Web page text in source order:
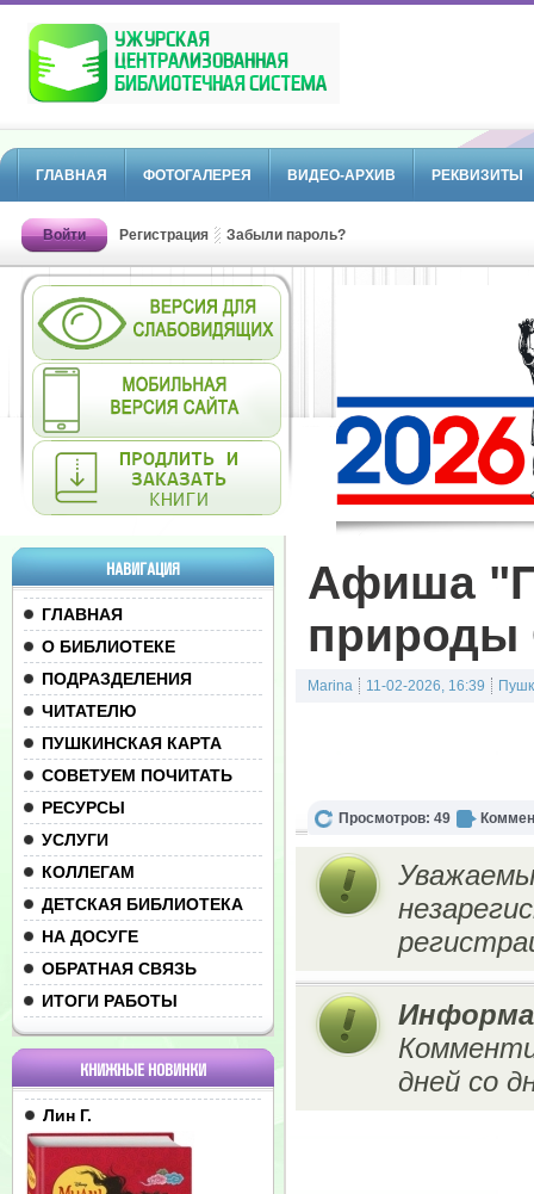
ГЛАВНАЯ ФОТОГАЛЕРЕЯ ВИДЕО-АРХИВ РЕКВИЗИТЫ
Войти Регистрация Забыли пароль?
НАВИГАЦИЯ
ГЛАВНАЯ
О БИБЛИОТЕКЕ
ПОДРАЗДЕЛЕНИЯ
ЧИТАТЕЛЮ
ПУШКИНСКАЯ КАРТА
СОВЕТУЕМ ПОЧИТАТЬ
РЕСУРСЫ
УСЛУГИ
КОЛЛЕГАМ
ДЕТСКАЯ БИБЛИОТЕКА
НА ДОСУГЕ
ОБРАТНАЯ СВЯЗЬ
ИТОГИ РАБОТЫ
КНИЖНЫЕ НОВИНКИ
Лин Г.
Афиша
природы
Marina 11-02-2026, 16:39
Просмотров: 49
дней со